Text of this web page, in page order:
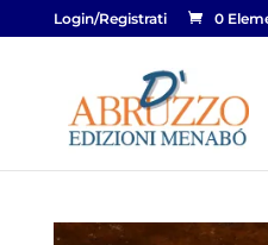
Login/Registrati 0